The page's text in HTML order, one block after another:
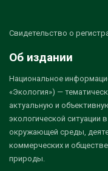
Свидетельство о
Об издании
Национальное
«Экология») —
актуальную и
экологической ситуации
окружающей среды,
коммерческих и
природы.